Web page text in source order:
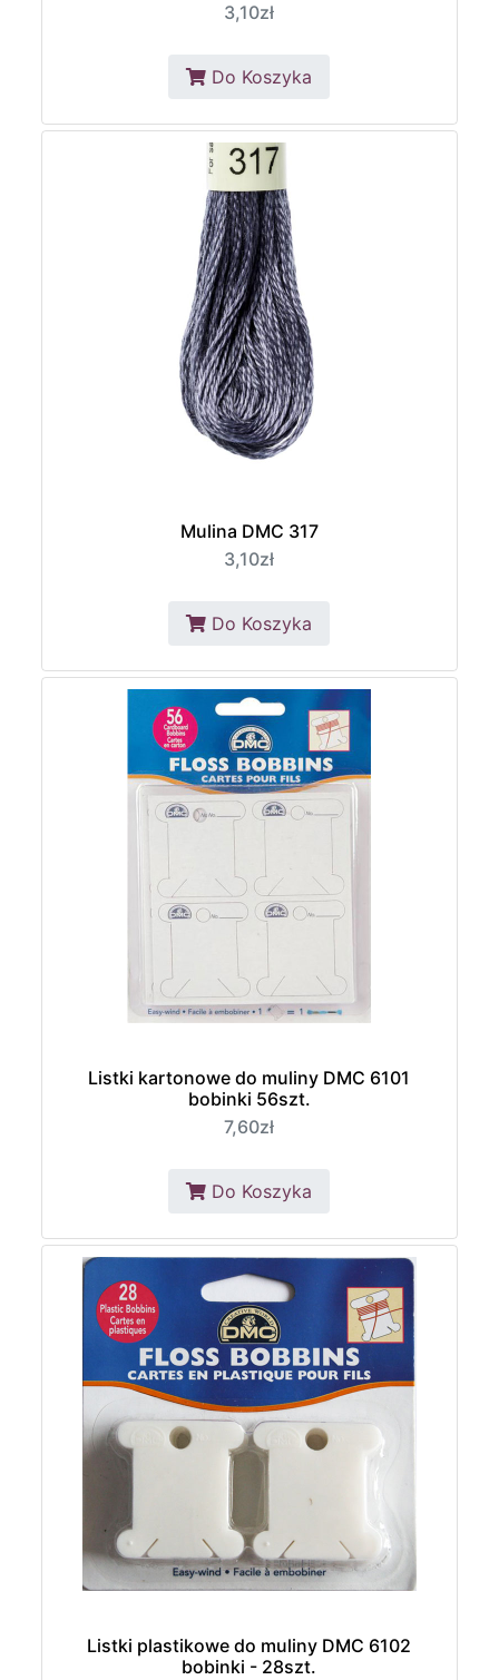
3,10zł
Do Koszyka
Mulina DMC 317
3,10zł
Do Koszyka
Listki kartonowe do muliny DMC 6101
bobinki 56szt.
7,60zł
Do Koszyka
Listki plastikowe do muliny DMC 6102
bobinki - 28szt.